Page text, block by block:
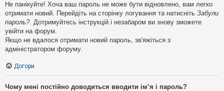
Не панікуйте! Хоча ваш пароль не може бути відновлено, вам легко
отримати новий. Перейдіть на сторінку логування та натисніть Забули
пароль?. Дотримуйтесь інструкцій і незабаром ви знову зможете
увійти на форум.
Якщо не вдалося отримати новий пароль, зв'яжіться з
адміністратором форуму.
Догори
Чому мені постійно доводиться вводити ім’я і пароль?